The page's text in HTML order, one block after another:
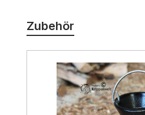
Zubehör